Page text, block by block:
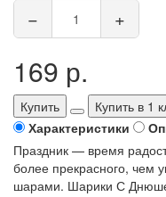
− +
169 р.
Купить
Купить в 1
Характеристики
Праздник — время
более прекрасного, чем
шарами. Шарики С